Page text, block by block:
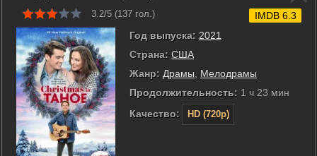
3.2/5 (137 гол.)
Год выпуска: 2021
Страна: США
Жанр: Драмы
Мелодрамы
Продолжительность: 1 ч 23 мин
Качество:
HD (720p)
IMDB 6.3